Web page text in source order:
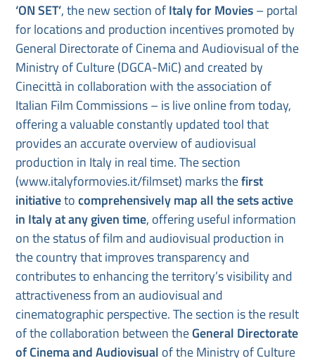
‘ON SET’, the new section ofItaly for Movies– portal
for locations and production incentives promoted by
General Directorate of Cinema and Audiovisual of the
Ministry of Culture (DGCA-MiC) and created by
Cinecittà in collaboration with the association of
Italian Film Commissions – is live online from today,
offering a valuable constantly updated tool that
provides an accurate overview of audiovisual
production in Italy in real time. The section
(www.italyformovies.it/filmset) marks thefirst
initiativetocomprehensively map all the sets active
in Italy at any given time, offering useful information
on the status of film and audiovisual production in
the country that improves transparency and
contributes to enhancing the territory’s visibility and
attractiveness from an audiovisual and
cinematographic perspective. The section is the result
of the collaboration between theGeneral Directorate
of Cinema and Audiovisual of the Ministry of Culture